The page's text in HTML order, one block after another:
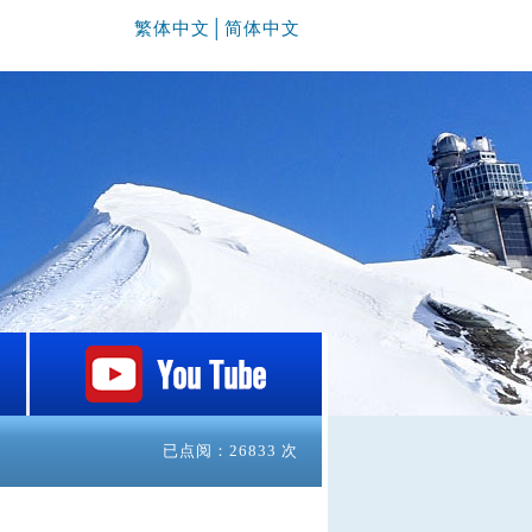
繁体中文 简体中文
已点阅：26833 次